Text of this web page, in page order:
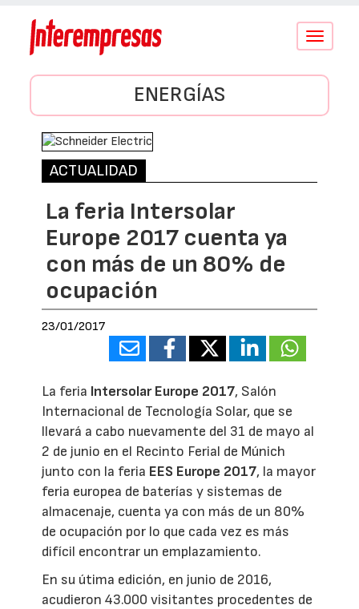
Conmutar
ENERGÍAS
ACTUALIDAD
La feria Intersolar
Europe 2017 cuenta ya
con más de un 80% de
ocupación
23/01/2017
La feria Intersolar Europe 2017, Salón
Internacional de Tecnología Solar, que se
llevará a cabo nuevamente del 31 de mayo al
2 de junio en el Recinto Ferial de Múnich
junto con la feria EES Europe 2017, la mayor
feria europea de baterías y sistemas de
almacenaje, cuenta ya con más de un 80%
de ocupación por lo que cada vez es más
difícil encontrar un emplazamiento.
En su útima edición, en junio de 2016,
acudieron 43.000 visitantes procedentes de